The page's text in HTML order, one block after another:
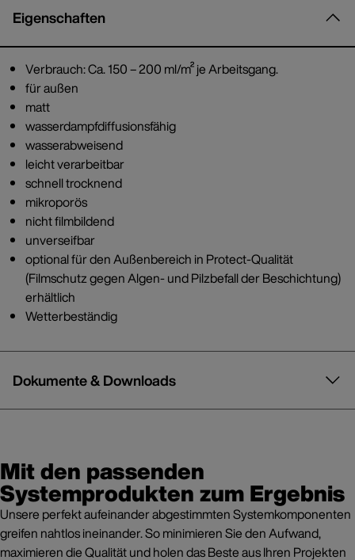
Eigenschaften
Verbrauch: Ca. 150 – 200 ml/m² je Arbeitsgang.
für außen
matt
wasserdampfdiffusionsfähig
wasserabweisend
leicht verarbeitbar
schnell trocknend
mikroporös
nicht filmbildend
unverseifbar
optional für den Außenbereich in Protect-Qualität
(Filmschutz gegen Algen- und Pilzbefall der Beschichtung)
erhältlich
Wetterbeständig
Dokumente & Downloads
Mit den passenden
Systemprodukten zum Ergebnis
Unsere perfekt aufeinander abgestimmten Systemkomponenten
greifen nahtlos ineinander. So minimieren Sie den Aufwand,
maximieren die Qualität und holen das Beste aus Ihren Projekten